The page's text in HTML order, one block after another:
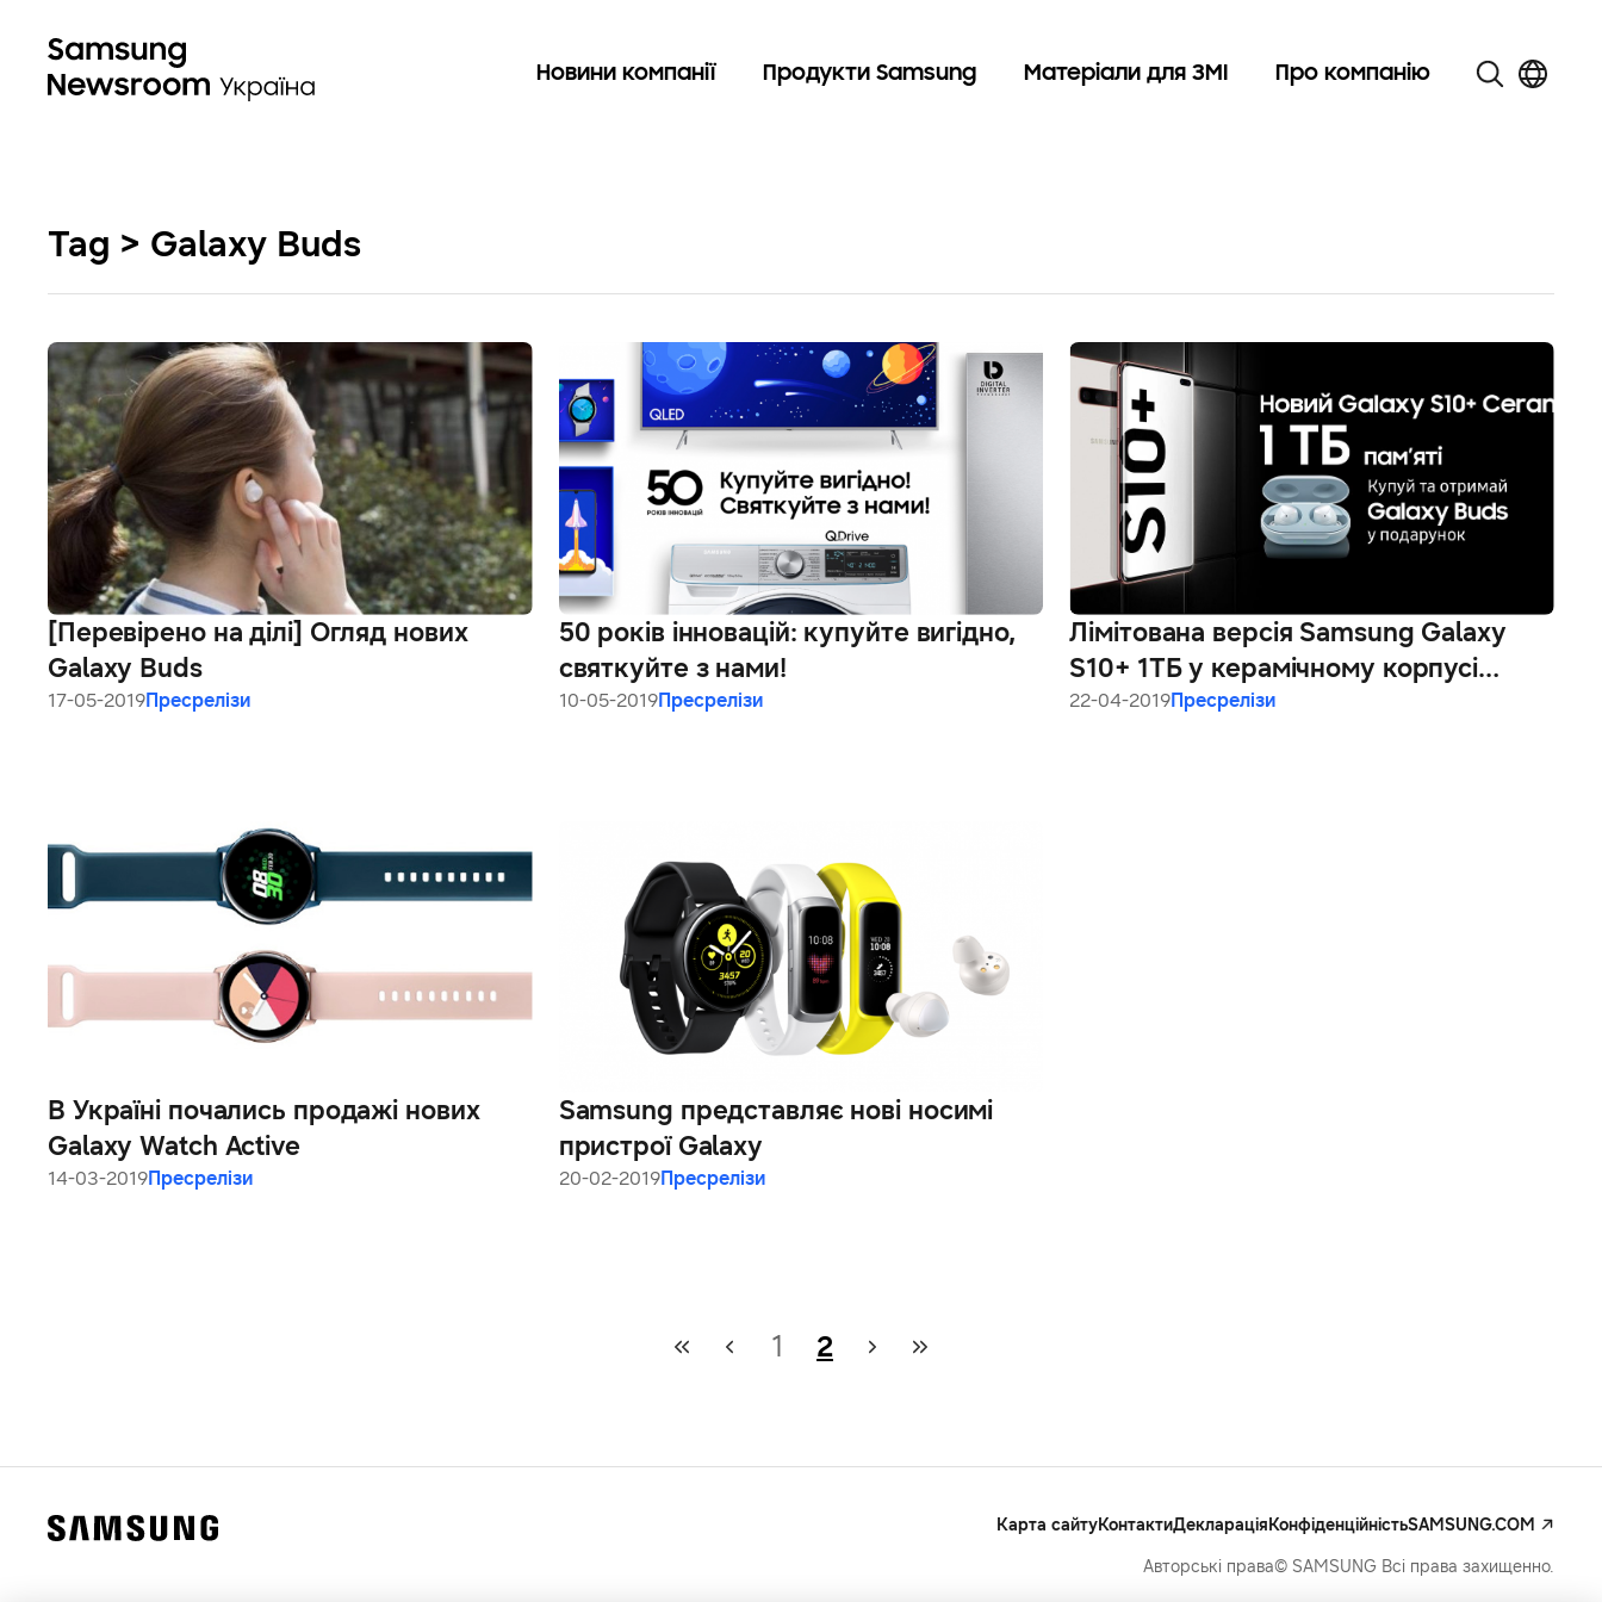
Новини компанії Продукти Samsung Матеріали для ЗМІ Про компанію
Tag > Galaxy Buds
[Перевірено на ділі] Огляд нових
Galaxy Buds
17-05-2019Пресрелізи
50 років інновацій: купуйте вигідно,
святкуйте з нами!
10-05-2019Пресрелізи
Лімітована версія Samsung Galaxy
S10+ 1ТБ у керамічному корпусі
доступна в Україні
22-04-2019Пресрелізи
В Україні почались продажі нових
Galaxy Watch Active
14-03-2019Пресрелізи
Samsung представляє нові носимі
пристрої Galaxy
20-02-2019Пресрелізи
1 2
Карта сайтуКонтактиДеклараціяКонфіденційністьSAMSUNG.COM
Авторські права© SAMSUNG Всі права захищенно.